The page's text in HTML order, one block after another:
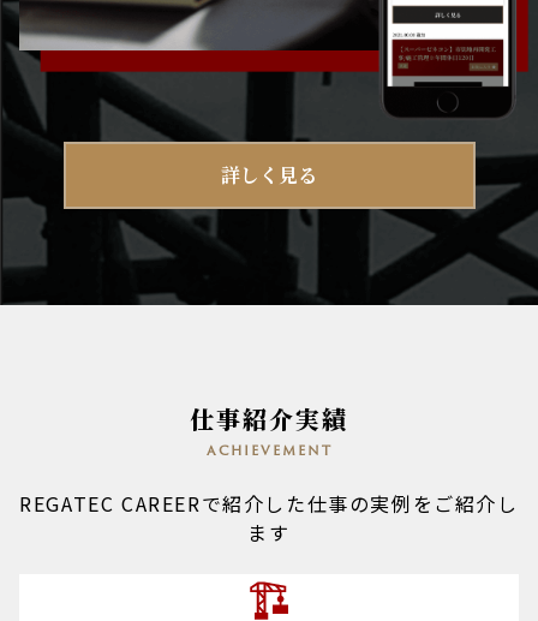
詳しく見る
仕事紹介実績
achievement
REGATEC CAREERで紹介した仕事の実例をご紹介し
ます